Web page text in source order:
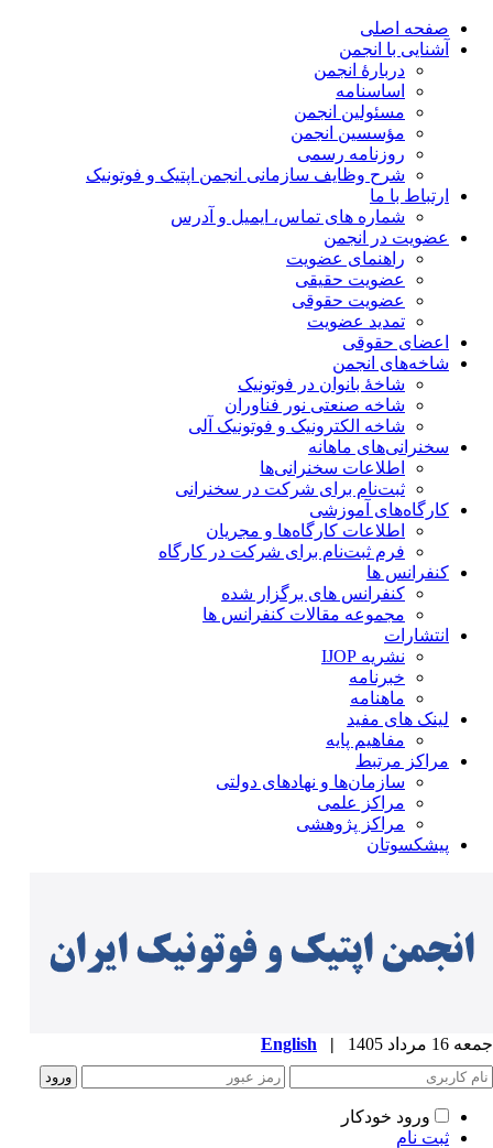
صفحه اصلی
آشنایی با انجمن
دربارۀ انجمن
اساسنامه
مسئولین انجمن
مؤسسین انجمن
روزنامه رسمی
شرح وظایف سازمانی انجمن اپتیک و فوتونیک
ارتباط با ما
شماره های تماس، ایمیل و آدرس
عضویت در انجمن
راهنمای عضویت
عضویت حقیقی
عضویت حقوقی
تمدید عضویت
اعضای حقوقی
شاخه‌های انجمن
شاخۀ بانوان در فوتونیک
شاخه صنعتی نور فناوران
شاخه‌ الکترونیک و فوتونیک آلی
سخنرانی‌های ماهانه
اطلاعات سخنرانی‌‌ها
ثبت‌نام برای شرکت در سخنرانی
کارگاه‌های آموزشی
اطلاعات کارگاه‌ها و مجریان
فرم ثبت‌نام برای شرکت در کارگاه
کنفرانس ها
کنفرانس های برگزار شده
مجموعه مقالات کنفرانس ها
انتشارات
نشریه IJOP
خبرنامه
ماهنامه
لینک های مفید
مفاهیم پایه
مراکز مرتبط
سازمان‌ها و نهادهای دولتی
مراکز علمی
مراکز پژوهشی
پیشکسوتان
مرداد 1405 |
English
ورود خودکار
ثبت نام